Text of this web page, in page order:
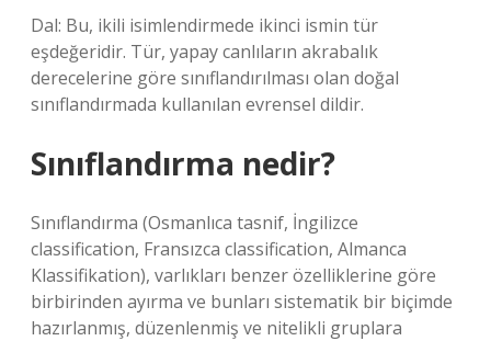
Dal: Bu, ikili isimlendirmede ikinci ismin tür
eşdeğeridir. Tür, yapay canlıların akrabalık
derecelerine göre sınıflandırılması olan doğal
sınıflandırmada kullanılan evrensel dildir.
Sınıflandırma nedir?
Sınıflandırma (Osmanlıca tasnif, İngilizce
classification, Fransızca classification, Almanca
Klassifikation), varlıkları benzer özelliklerine göre
birbirinden ayırma ve bunları sistematik bir biçimde
hazırlanmış, düzenlenmiş ve nitelikli gruplara